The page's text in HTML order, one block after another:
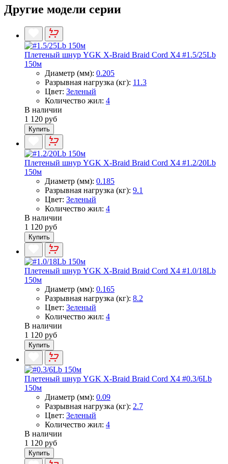
Другие модели серии
Плетеный шнур YGK X-Braid Braid Cord X4 #1.5/25Lb
150м
Диаметр (мм): 0.205
Разрывная нагрузка (кг): 11.3
Цвет: Зеленый
Количество жил: 4
В наличии
1 120 руб
Купить
Плетеный шнур YGK X-Braid Braid Cord X4 #1.2/20Lb
150м
Диаметр (мм): 0.185
Разрывная нагрузка (кг): 9.1
Цвет: Зеленый
Количество жил: 4
В наличии
1 120 руб
Купить
Плетеный шнур YGK X-Braid Braid Cord X4 #1.0/18Lb
150м
Диаметр (мм): 0.165
Разрывная нагрузка (кг): 8.2
Цвет: Зеленый
Количество жил: 4
В наличии
1 120 руб
Купить
Плетеный шнур YGK X-Braid Braid Cord X4 #0.3/6Lb
150м
Диаметр (мм): 0.09
Разрывная нагрузка (кг): 2.7
Цвет: Зеленый
Количество жил: 4
В наличии
1 120 руб
Купить